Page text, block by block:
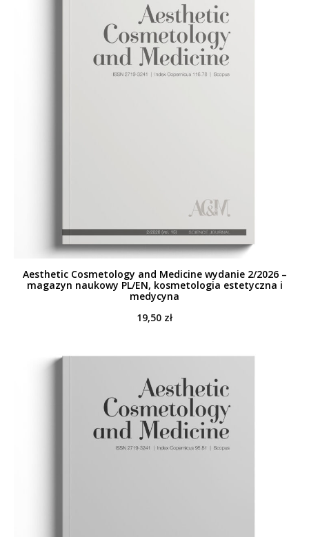
Aesthetic Cosmetology and Medicine wydanie 2/2026 –
magazyn naukowy PL/EN, kosmetologia estetyczna i
medycyna
19,50 zł